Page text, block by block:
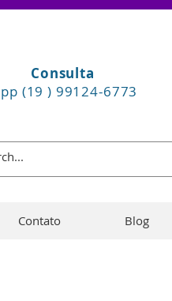
Consulta
(19 ) 99124-6773
Contato Blog